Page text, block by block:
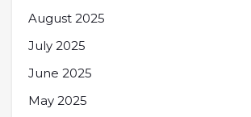
August 2025
July 2025
June 2025
May 2025